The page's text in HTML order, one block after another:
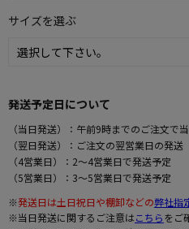
サイズを選ぶ
発送予定日について
（当日発送）：午前9時までのご注文で
（翌日発送）：ご注文の翌営業日の発送
（4営業日）：2～4営業日で発送予定
（5営業日）：3～5営業日で発送予定
※発送日は土日祝日や棚卸などの弊社指
※当日発送に関するご注意はこちらをご